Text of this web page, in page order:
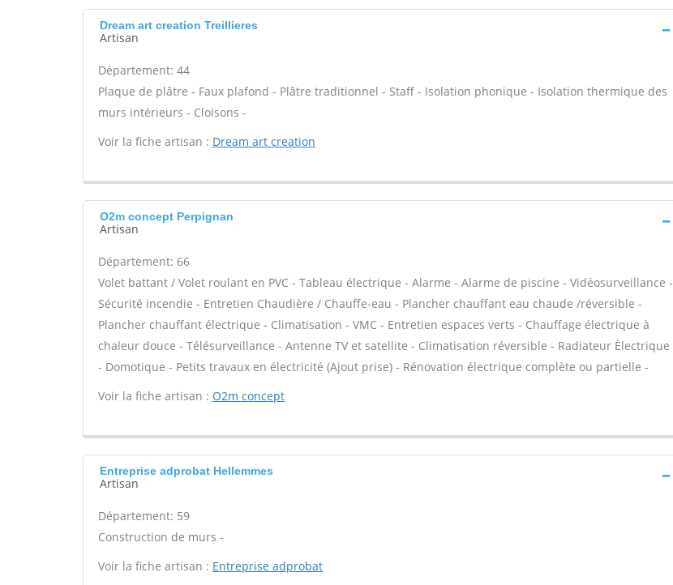
Dream art creation Treillieres
Artisan
Département: 44
Plaque de plâtre - Faux plafond - Plâtre traditionnel - Staff - Isolation phonique - Isolation thermique des
murs intérieurs - Cloisons -
Voir la fiche artisan : Dream art creation
O2m concept Perpignan
Artisan
Département: 66
Volet battant / Volet roulant en PVC - Tableau électrique - Alarme - Alarme de piscine - Vidéosurveillance -
Sécurité incendie - Entretien Chaudière / Chauffe-eau - Plancher chauffant eau chaude /réversible -
Plancher chauffant électrique - Climatisation - VMC - Entretien espaces verts - Chauffage électrique à
chaleur douce - Télésurveillance - Antenne TV et satellite - Climatisation réversible - Radiateur Électrique
- Domotique - Petits travaux en électricité (Ajout prise) - Rénovation électrique complète ou partielle -
Voir la fiche artisan : O2m concept
Entreprise adprobat Hellemmes
Artisan
Département: 59
Construction de murs -
Voir la fiche artisan : Entreprise adprobat